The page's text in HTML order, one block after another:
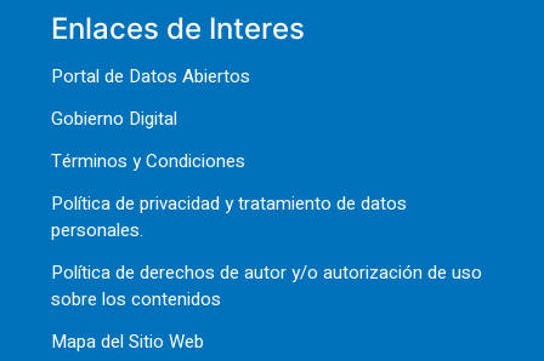
Enlaces de Interes
Portal de Datos Abiertos
Gobierno Digital
Términos y Condiciones
Política de privacidad y tratamiento de datos
personales.
Política de derechos de autor y/o autorización de uso
sobre los contenidos
Mapa del Sitio Web